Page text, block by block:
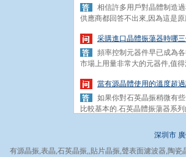
供應商都回答不出來,因為這是
頻率控制元器件早已成為
市場上用量非常大的元器件,值
如果你對石英晶振稍微有
比較基本的.石英晶體振蕩器系
什么是關鍵的電子元器件
深圳市
有源晶振,表晶,石英晶振,, 貼片晶振,聲表面濾波器, 陶瓷